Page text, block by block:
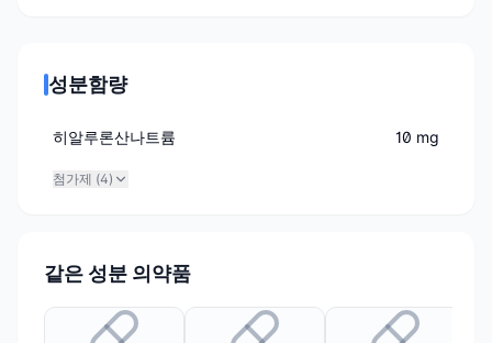
성분함량
히알루론산나트륨 10 mg
첨가제 (4)
같은 성분 의약품